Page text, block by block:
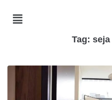
Tag: